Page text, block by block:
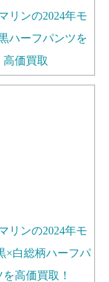
リンの2024年モ
ハーフパンツを
高価買取
リンの2024年モ
×白総柄ハーフパ
を高価買取！